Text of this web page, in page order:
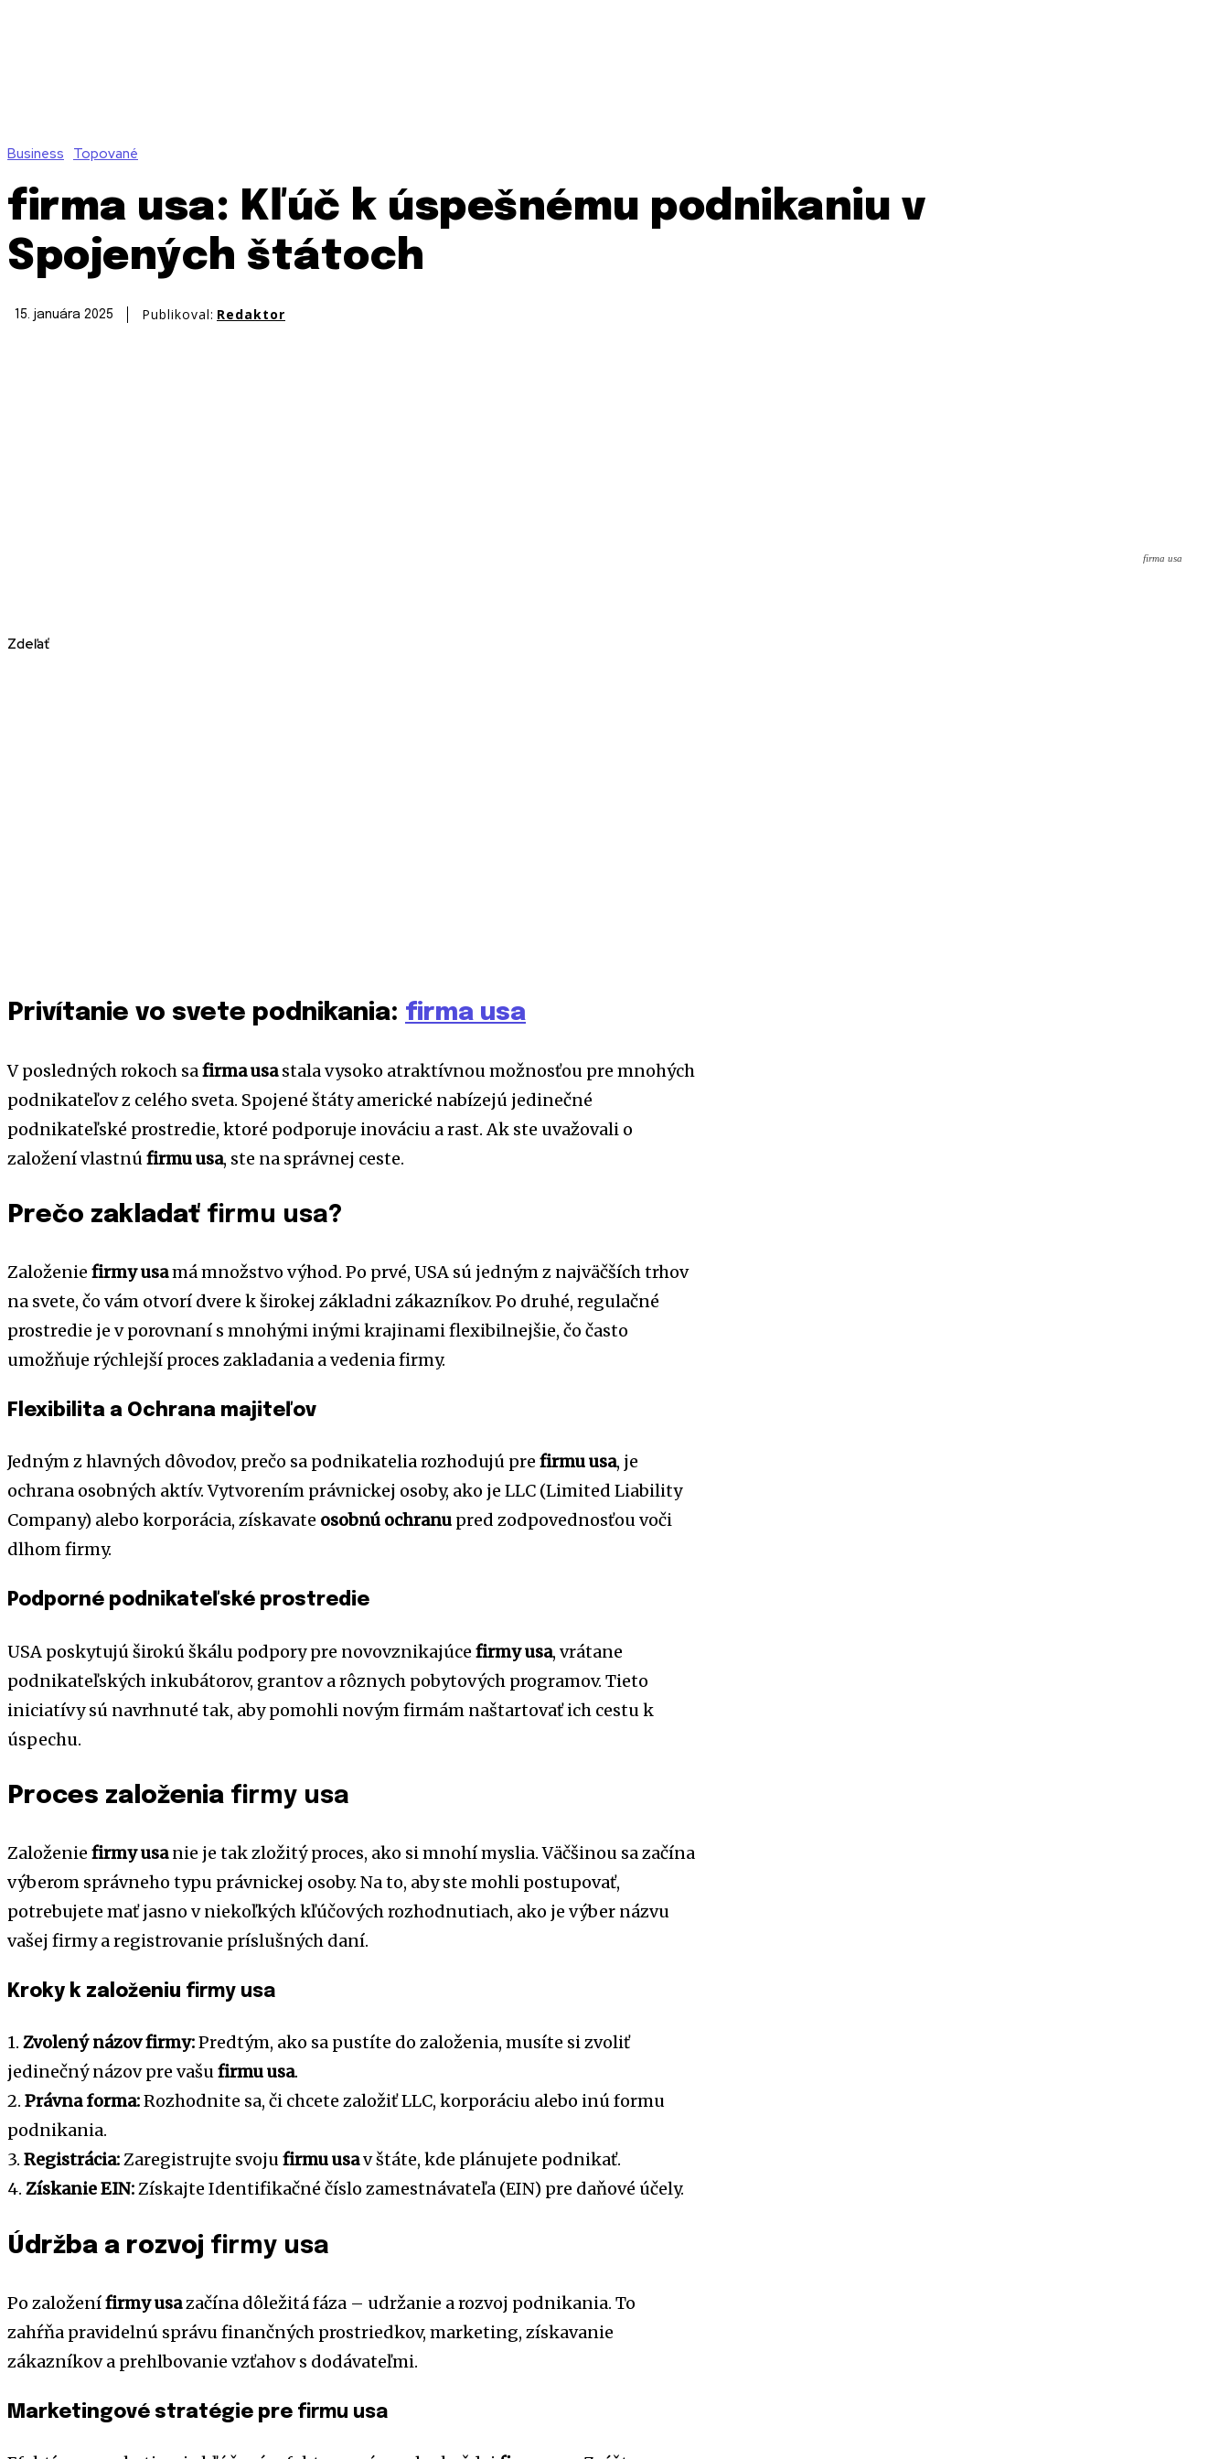
Business Topované
firma usa: Kľúč k úspešnému podnikaniu v
Spojených štátoch
15. januára 2025 Publikoval: Redaktor
firma usa
Zdeľať
Privítanie vo svete podnikania: firma usa
V posledných rokoch sa firma usastala vysoko atraktívnou možnosťou pre mnohých
podnikateľov z celého sveta. Spojené štáty americké nabízejú jedinečné
podnikateľské prostredie, ktoré podporuje inováciu a rast. Ak ste uvažovali o
založení vlastnú firmu usa, ste na správnej ceste.
Prečo zakladať firmu usa?
Založenie firmy usamá množstvo výhod. Po prvé, USA sú jedným z najväčších trhov
na svete, čo vám otvorí dvere k širokej základni zákazníkov. Po druhé, regulačné
prostredie je v porovnaní s mnohými inými krajinami flexibilnejšie, čo často
umožňuje rýchlejší proces zakladania a vedenia firmy.
Flexibilita a Ochrana majiteľov
Jedným z hlavných dôvodov, prečo sa podnikatelia rozhodujú pre firmu usa, je
ochrana osobných aktív. Vytvorením právnickej osoby, ako je LLC (Limited Liability
Company) alebo korporácia, získavate osobnú ochranu pred zodpovednosťou voči
dlhom firmy.
Podporné podnikateľské prostredie
USA poskytujú širokú škálu podpory pre novovznikajúce firmy usa, vrátane
podnikateľských inkubátorov, grantov a rôznych pobytových programov. Tieto
iniciatívy sú navrhnuté tak, aby pomohli novým firmám naštartovať ich cestu k
úspechu.
Proces založenia firmy usa
Založenie firmy usanie je tak zložitý proces, ako si mnohí myslia. Väčšinou sa začína
výberom správneho typu právnickej osoby. Na to, aby ste mohli postupovať,
potrebujete mať jasno v niekoľkých kľúčových rozhodnutiach, ako je výber názvu
vašej firmy a registrovanie príslušných daní.
Kroky k založeniu firmy usa
1. Zvolený názov firmy:Predtým, ako sa pustíte do založenia, musíte si zvoliť
jedinečný názov pre vašufirmu usa.
2. Právna forma:Rozhodnite sa, či chcete založiť LLC, korporáciu alebo inú formu
podnikania.
3. Registrácia:Zaregistrujte svojufirmu usav štáte, kde plánujete podnikať.
4. Získanie EIN:Získajte Identifikačné číslo zamestnávateľa (EIN) pre daňové účely.
Údržba a rozvoj firmy usa
Po založenífirmy usazačína dôležitá fáza – udržanie a rozvoj podnikania. To
zahŕňa pravidelnú správu finančných prostriedkov, marketing, získavanie
zákazníkov a prehlbovanie vzťahov s dodávateľmi.
Marketingové stratégie pre firmu usa